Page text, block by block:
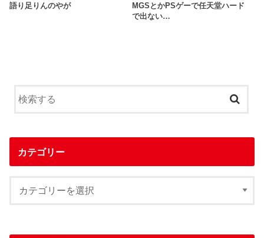
語り足りんのやが
MGSとかPSゲーで任天堂ハード
で出ない…
カテゴリー